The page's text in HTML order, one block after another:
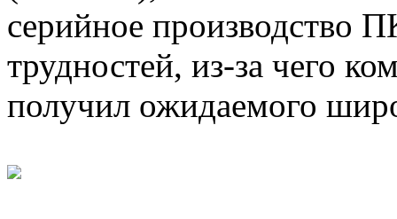
серийное производство
трудностей, из-за чего
получил ожидаемого